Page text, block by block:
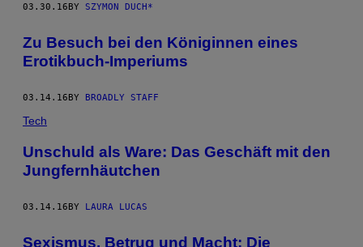
03.30.16BY SZYMON DUCH*
Zu Besuch bei den Königinnen eines
Erotikbuch-Imperiums
03.14.16 BY BROADLY STAFF
Tech
Unschuld als Ware: Das Geschäft mit den
Jungfernhäutchen
03.14.16BY LAURA LUCAS
Sexismus, Betrug und Macht: Die